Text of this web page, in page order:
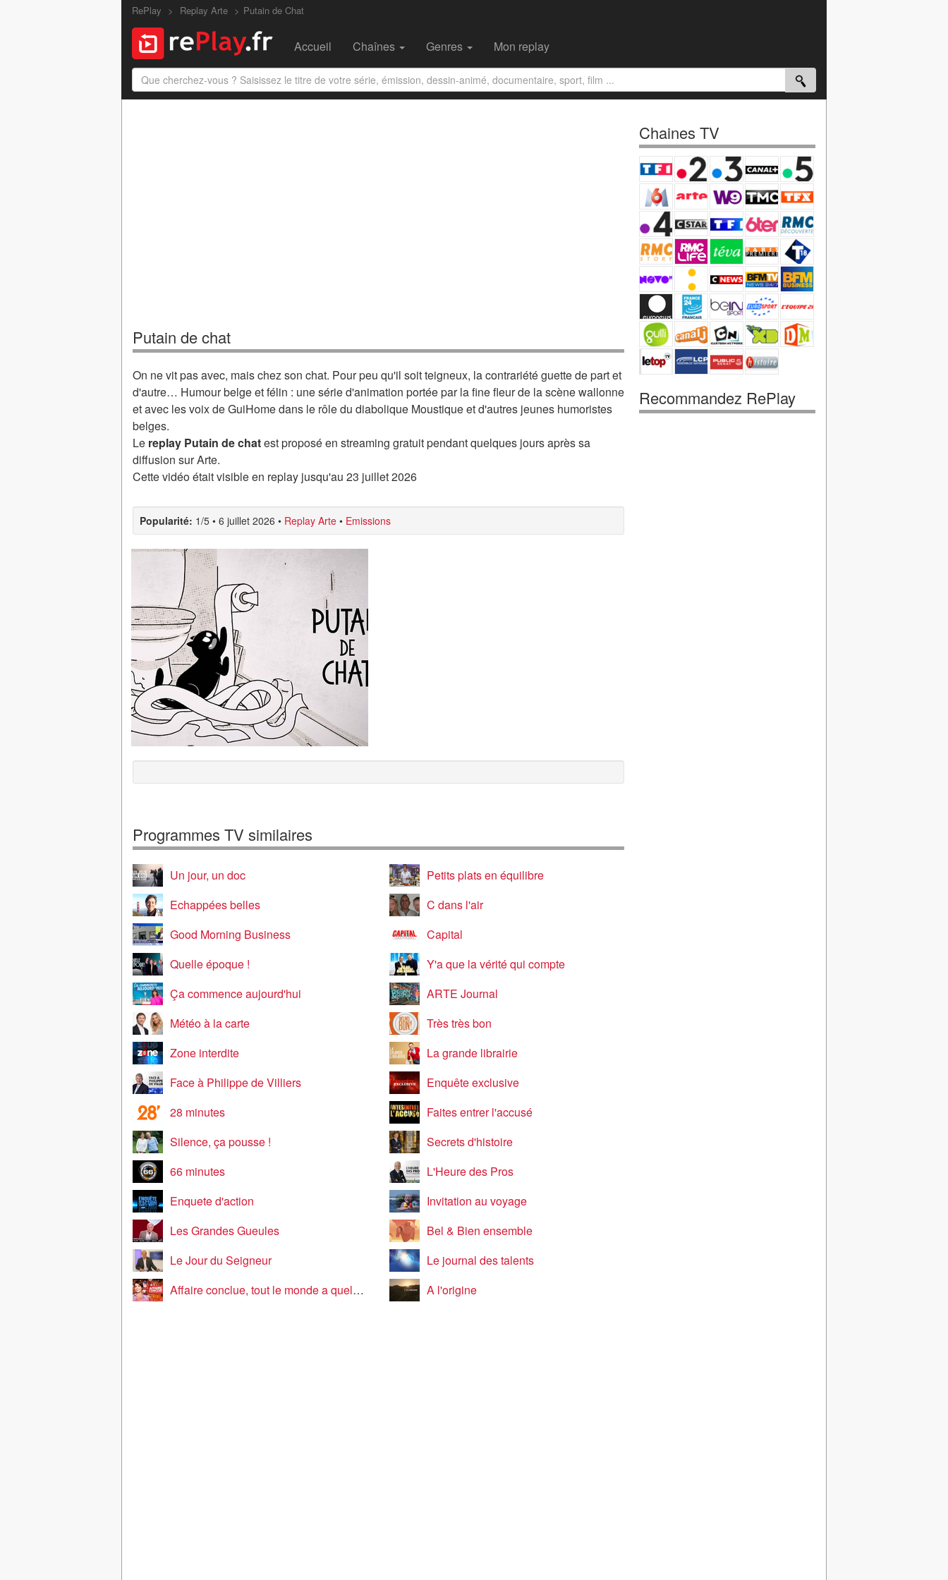
RePlay Replay Arte Putain de Chat
Accueil Chaînes Genres Mon replay
Putain de chat
On ne vit pas avec, mais chez son chat. Pour peu qu'il soit teigneux, la contrariété guette de part et
d'autre… Humour belge et félin : une série d'animation portée par la fine fleur de la scène wallonne
et avec les voix de GuiHome dans le rôle du diabolique Moustique et d'autres jeunes humoristes
belges.
Le replay Putain de chatest proposé en streaming gratuit pendant quelques jours après sa
diffusion sur Arte.
Cette vidéo était visible en replay jusqu'au 23 juillet 2026
Popularité: 1/5 • 6 juillet 2026 • Replay Arte • Emissions
Programmes TV similaires
Un jour, un doc
Petits plats en équilibre
Echappées belles
C dans l'air
Good Morning Business
Capital
Quelle époque !
Y'a que la vérité qui compte
Ça commence aujourd'hui
ARTE Journal
Météo à la carte
Très très bon
Zone interdite
La grande librairie
Face à Philippe de Villiers
Enquête exclusive
28 minutes
Faites entrer l'accusé
Silence, ça pousse !
Secrets d'histoire
66 minutes
L'Heure des Pros
Enquete d'action
Invitation au voyage
Les Grandes Gueules
Bel & Bien ensemble
Le Jour du Seigneur
Le journal des talents
Affaire conclue, tout le monde a quelque chose à vendre
A l'origine
Chaines TV
Recommandez RePlay